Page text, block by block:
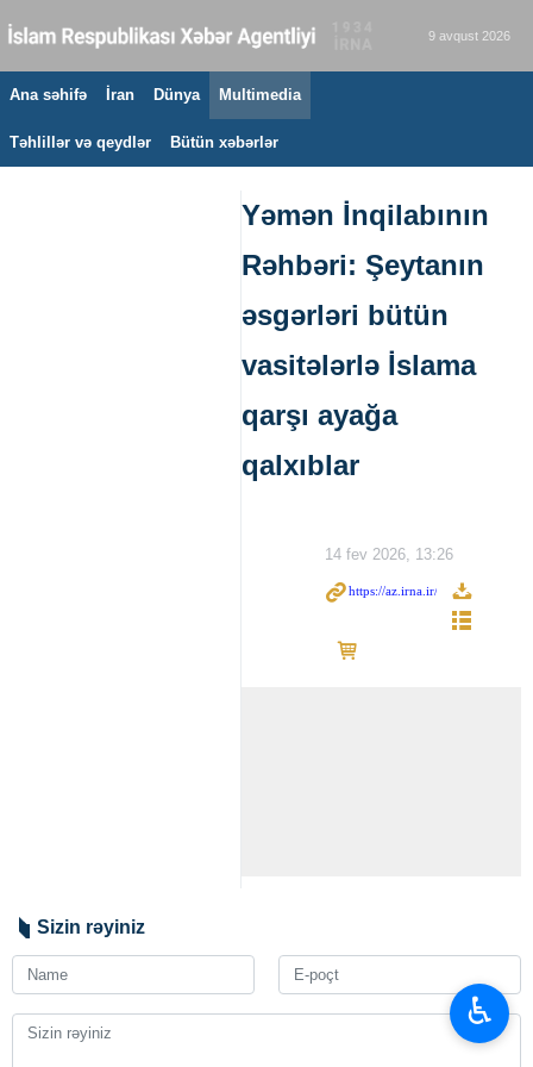
9 avqust 2026
Ana səhifə İran Dünya Multimedia
Təhlillər və qeydlər Bütün xəbərlər
Yəmən İnqilabının
Rəhbəri: Şeytanın
əsgərləri bütün
vasitələrlə İslama
qarşı ayağa
qalxıblar
14 fev 2026, 13:26
Sizin rəyiniz
♿︎